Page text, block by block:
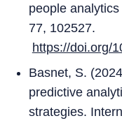
people
77, 102527.
https://doi.org/
Basnet, S.
predictive
strategies.